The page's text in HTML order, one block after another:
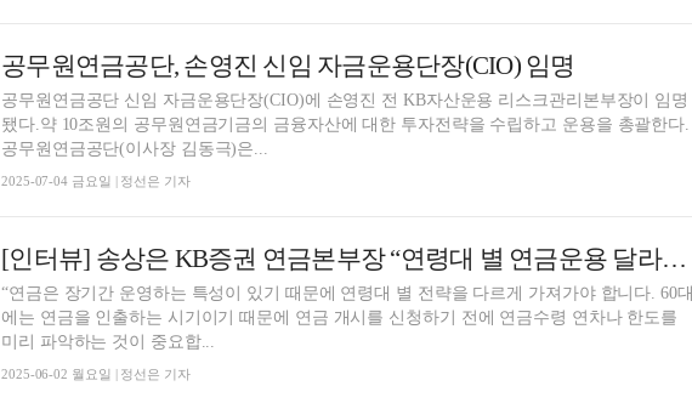
공무원연금공단, 손영진 신임 자금운용단장(CIO) 임명
공무원연금공단 신임 자금운용단장(CIO)에 손영진 전 KB자산운용 리스크관리본부장이 임명
됐다.약 10조원의 공무원연금기금의 금융자산에 대한 투자전략을 수립하고 운용을 총괄한다.
공무원연금공단(이사장 김동극)은...
2025-07-04 금요일 | 정선은 기자
[인터뷰] 송상은 KB증권 연금본부장 “연령대 별 연금운용 달라…은퇴기 인출전략 중요”
“연금은 장기간 운영하는 특성이 있기 때문에 연령대 별 전략을 다르게 가져가야 합니다. 60대
에는 연금을 인출하는 시기이기 때문에 연금 개시를 신청하기 전에 연금수령 연차나 한도를
미리 파악하는 것이 중요합...
2025-06-02 월요일 | 정선은 기자